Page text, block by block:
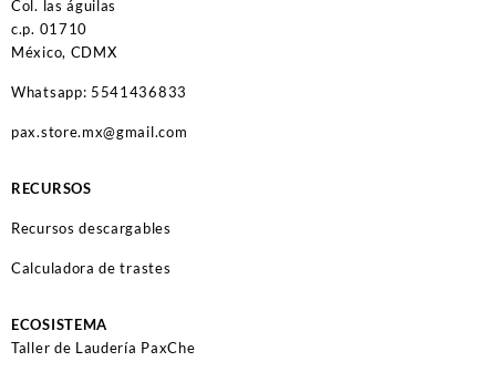
Col. las águilas
c.p. 01710
México, CDMX
Whatsapp: 5541436833
pax.store.mx@gmail.com
RECURSOS
Recursos descargables
Calculadora de trastes
ECOSISTEMA
Taller de Laudería PaxChe